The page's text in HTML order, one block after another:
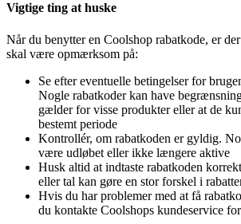
Vigtige ting at huske
Når du benytter en Coolshop rabatkode, er
skal være opmærksom på:
Se efter eventuelle betingelser for
Nogle rabatkoder kan have
gælder for visse produkter eller at de
bestemt periode
Kontrollér, om rabatkoden er gyldig.
være udløbet eller ikke længere aktive
Husk altid at indtaste rabatkoden
eller tal kan gøre en stor forskel i
Hvis du har problemer med at få
du kontakte Coolshops kundeservice